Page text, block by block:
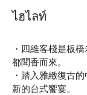
ไฮไลท์
・四維客棧是板
都聞香而來。
・踏入雅緻復古
新的台式饗宴。